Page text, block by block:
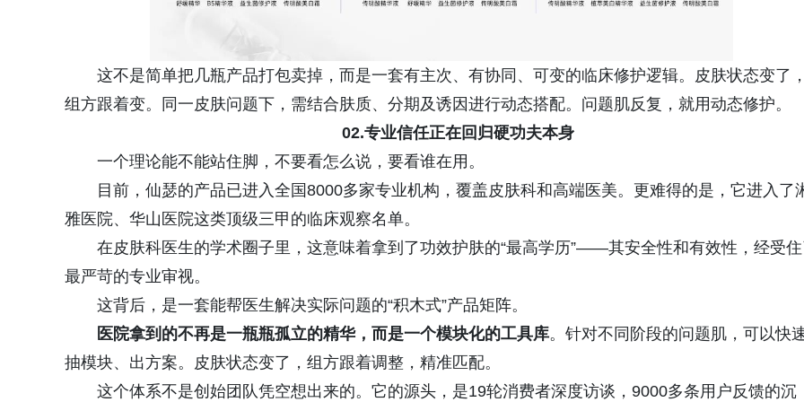
这不是简单把几瓶产品打包卖掉，而是一套有主次、有协同、可变的临床修护逻辑。皮肤状态变了，
组方跟着变。同一皮肤问题下，需结合肤质、分期及诱因进行动态搭配。问题肌反复，就用动态修护。
02.专业信任正在回归硬功夫本身
一个理论能不能站住脚，不要看怎么说，要看谁在用。
目前，仙瑟的产品已进入全国8000多家专业机构，覆盖皮肤科和高端医美。更难得的是，它进入了
雅医院、华山医院这类顶级三甲的临床观察名单。
在皮肤科医生的学术圈子里，这意味着拿到了功效护肤的“最高学历”——其安全性和有效性，经受住
最严苛的专业审视。
这背后，是一套能帮医生解决实际问题的“积木式”产品矩阵。
医院拿到的不再是一瓶瓶孤立的精华，而是一个模块化的工具库。针对不同阶段的问题肌，可以快
抽模块、出方案。皮肤状态变了，组方跟着调整，精准匹配。
这个体系不是创始团队凭空想出来的。它的源头，是19轮消费者深度访谈，9000多条用户反馈的沉